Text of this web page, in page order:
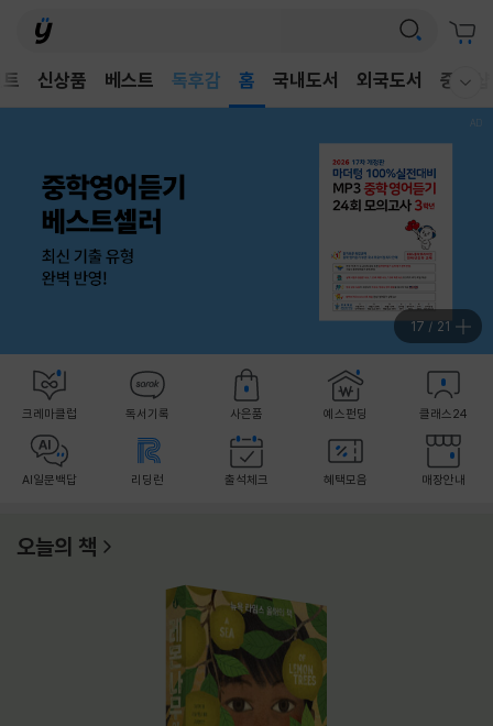
신상품 베스트
어린이
홈 국내도서 외국도서 중고샵
18 / 21
크레마클럽 독서기록 사은품 예스펀딩 클래스24
AI일문백답 리딩런 출석체크 혜택모음 매장안내
오늘의 책